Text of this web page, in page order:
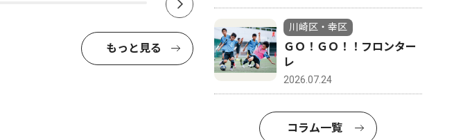
もっと見る
川崎区・幸区
ＧＯ！ＧＯ！！フロンター
レ
2026.07.24
コラム一覧